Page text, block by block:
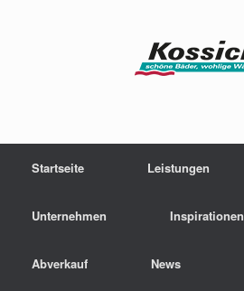
Startseite Leistungen
Unternehmen Inspirationen
Abverkauf News